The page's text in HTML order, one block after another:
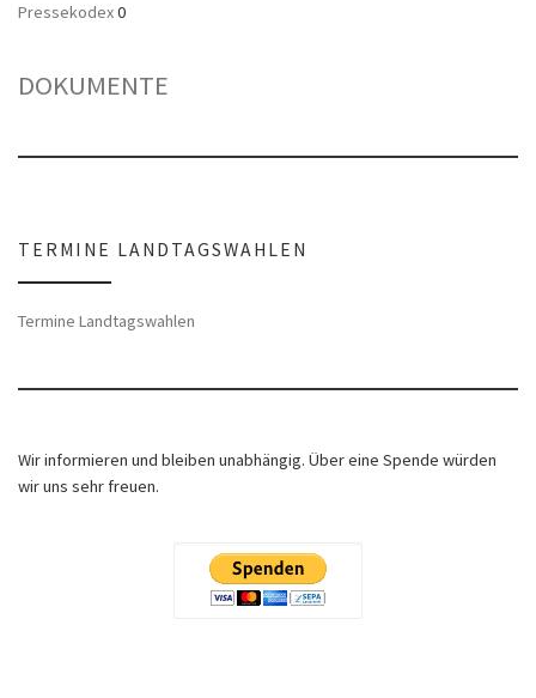
Pressekodex0
DOKUMENTE
TERMINE LANDTAGSWAHLEN
Termine Landtagswahlen
Wir informieren und bleiben unabhängig. Über eine Spende würden
wir uns sehr freuen.